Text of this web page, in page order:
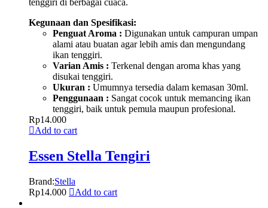
Kegunaan dan Spesifikasi:
Penguat Aroma : Digunakan untuk campuran umpan
alami atau buatan agar lebih amis dan mengundang
ikan tenggiri.
Varian Amis : Terkenal dengan aroma khas yang
disukai tenggiri.
Ukuran : Umumnya tersedia dalam kemasan 30ml.
Penggunaan : Sangat cocok untuk memancing ikan
tenggiri, baik untuk pemula maupun profesional.
Rp14.000
Add to cart
Essen Stella Tengiri
Brand:Stella
Rp14.000 Add to cart